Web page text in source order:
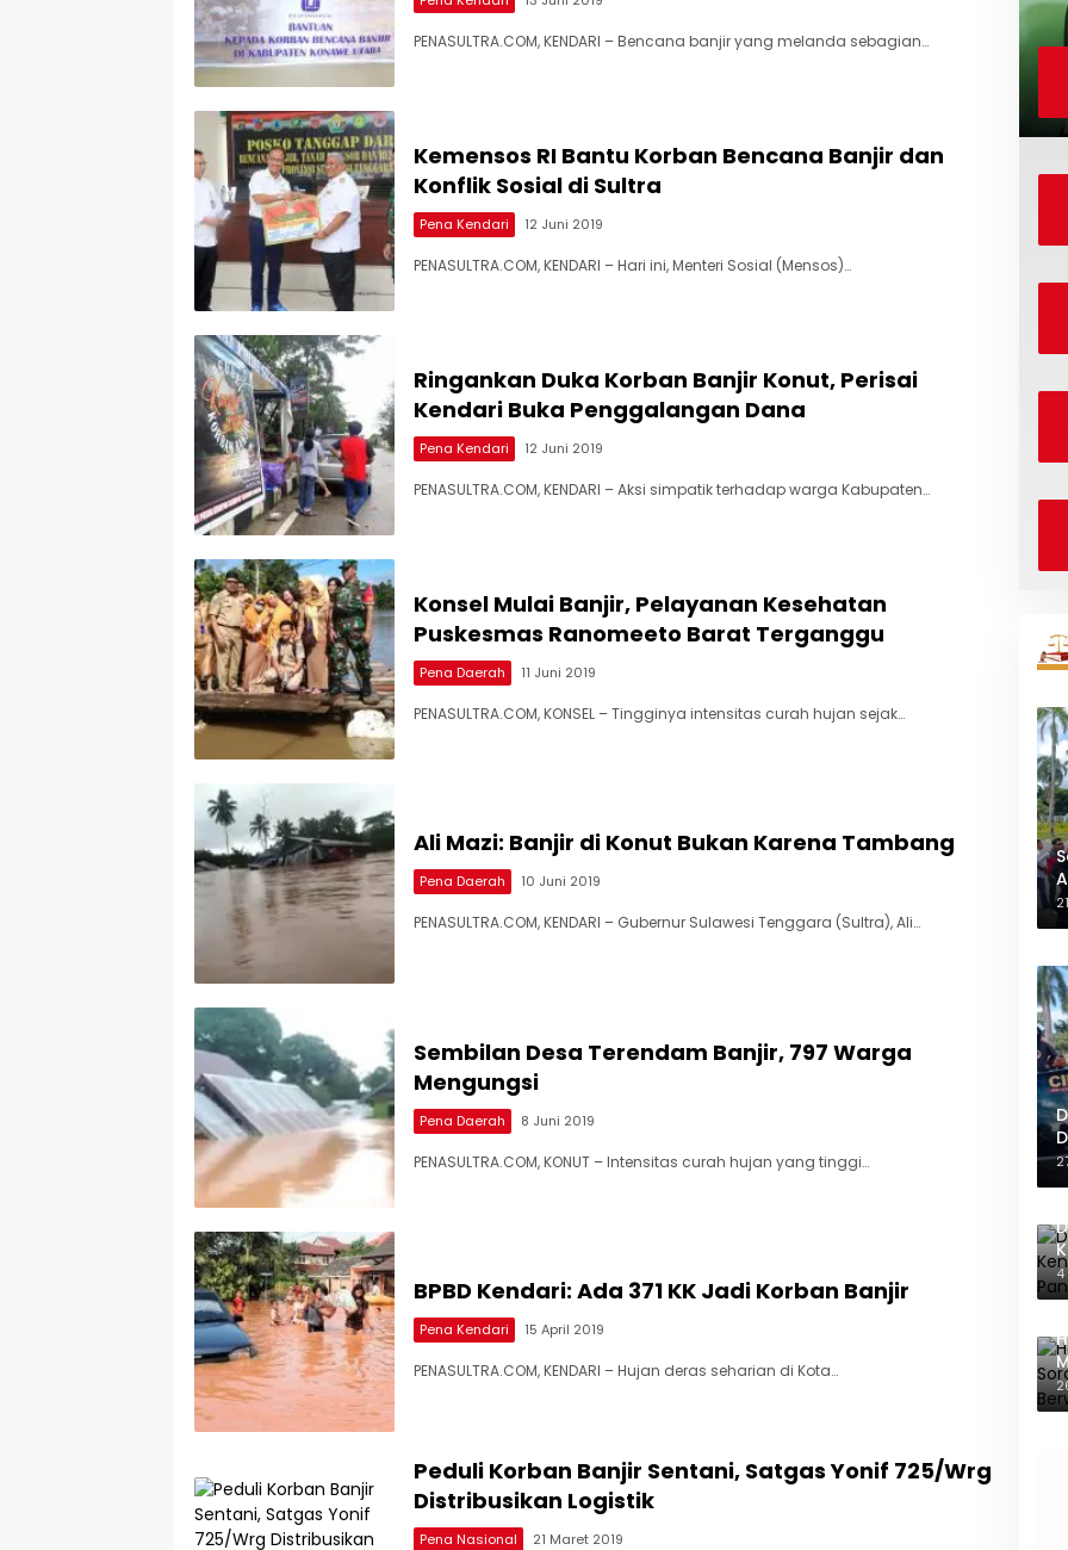
PENASULTRA.COM, KENDARI – Bencana banjir yang melanda sebagian…
Kemensos RI Bantu Korban Bencana Banjir dan
Konflik Sosial di Sultra
Pena Kendari 12 Juni 2019
PENASULTRA.COM, KENDARI – Hari ini, Menteri Sosial (Mensos)…
Ringankan Duka Korban Banjir Konut, Perisai
Kendari Buka Penggalangan Dana
Pena Kendari 12 Juni 2019
PENASULTRA.COM, KENDARI – Aksi simpatik terhadap warga Kabupaten…
Konsel Mulai Banjir, Pelayanan Kesehatan
Puskesmas Ranomeeto Barat Terganggu
Pena Daerah 11 Juni 2019
PENASULTRA.COM, KONSEL – Tingginya intensitas curah hujan sejak…
Ali Mazi: Banjir di Konut Bukan Karena Tambang
Pena Daerah 10 Juni 2019
PENASULTRA.COM, KENDARI – Gubernur Sulawesi Tenggara (Sultra), Ali…
Sembilan Desa Terendam Banjir, 797 Warga
Mengungsi
Pena Daerah 8 Juni 2019
PENASULTRA.COM, KONUT – Intensitas curah hujan yang tinggi…
BPBD Kendari: Ada 371 KK Jadi Korban Banjir
Pena Kendari 15 April 2019
PENASULTRA.COM, KENDARI – Hujan deras seharian di Kota…
Peduli Korban Banjir Sentani, Satgas Yonif 725/Wrg
Distribusikan Logistik
Pena Nasional 21 Maret 2019
4